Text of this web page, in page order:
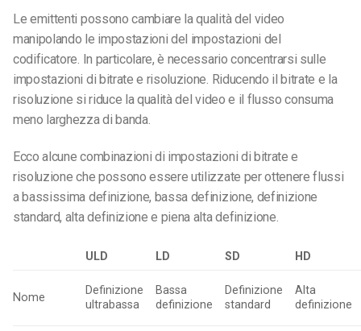
Le emittenti possono cambiare la qualità del video
manipolando le impostazioni del impostazioni del
codificatore. In particolare, è necessario concentrarsi sulle
impostazioni di bitrate e risoluzione. Riducendo il bitrate e la
risoluzione si riduce la qualità del video e il flusso consuma
meno larghezza di banda.
Ecco alcune combinazioni di impostazioni di bitrate e
risoluzione che possono essere utilizzate per ottenere flussi
a bassissima definizione, bassa definizione, definizione
standard, alta definizione e piena alta definizione.
ULD LD SD HD
Nome
Definizione
ultrabassa
Bassa
definizione
Definizione
standard
Alta
definizione